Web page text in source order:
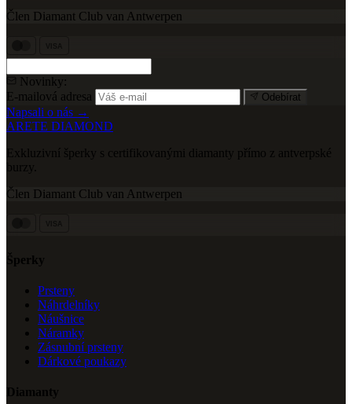
Člen Diamant Club van Antwerpen
Novinky:
E-mailová adresa
Odebírat
Napsali o nás →
ARETE DIAMOND
Exkluzivní šperky s certifikovanými diamanty přímo z antverpské
burzy.
Člen Diamant Club van Antwerpen
Šperky
Prsteny
Náhrdelníky
Náušnice
Náramky
Zásnubní prsteny
Dárkové poukazy
Diamanty